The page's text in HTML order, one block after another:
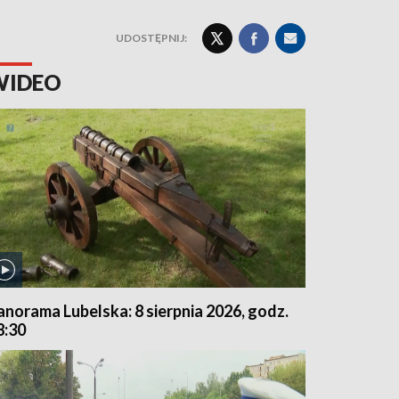
UDOSTĘPNIJ:
Lubelska: 8 sierpnia 2026, godz.